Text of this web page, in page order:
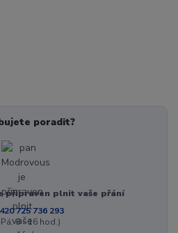
poradit?
připraven plnit vaše přání
725 736 293
8 - 16 hod.)